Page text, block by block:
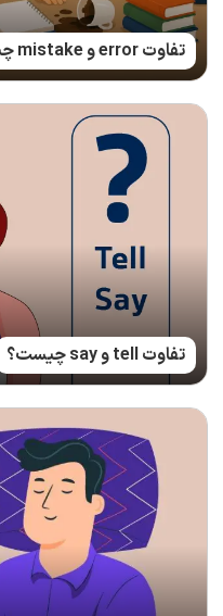
تفاوت error و mistake چیست؟
تفاوت tell و say چیست؟